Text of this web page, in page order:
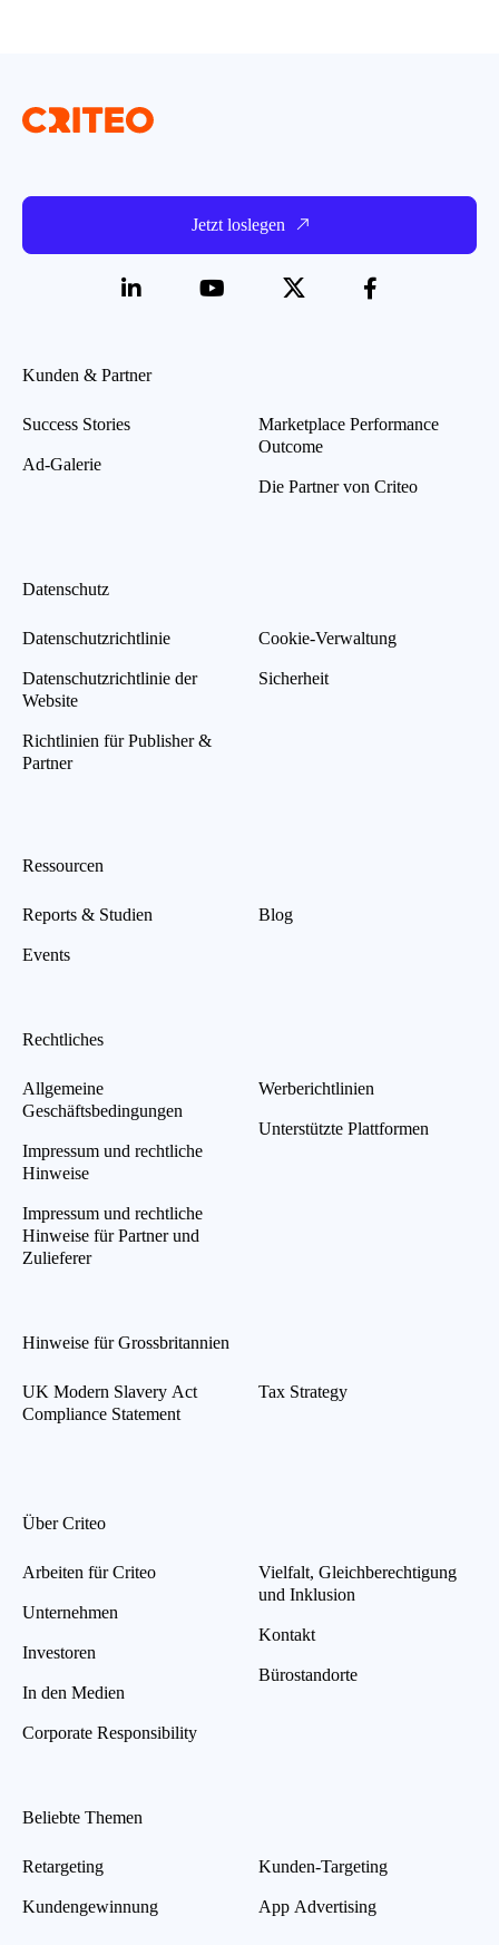
Jetzt loslegen
Kunden & Partner
Success Stories
Ad-Galerie
Marketplace Performance
Outcome
Die Partner von Criteo
Datenschutz
Datenschutzrichtlinie
Datenschutzrichtlinie der
Website
Richtlinien für Publisher &
Partner
Cookie-Verwaltung
Sicherheit
Ressourcen
Reports & Studien
Events
Blog
Rechtliches
Allgemeine
Geschäftsbedingungen
Impressum und rechtliche
Hinweise
Impressum und rechtliche
Hinweise für Partner und
Zulieferer
Werberichtlinien
Unterstützte Plattformen
Hinweise für Grossbritannien
UK Modern Slavery Act
Compliance Statement
Tax Strategy
Über Criteo
Arbeiten für Criteo
Unternehmen
Investoren
In den Medien
Corporate Responsibility
Vielfalt, Gleichberechtigung
und Inklusion
Kontakt
Bürostandorte
Beliebte Themen
Retargeting
Kundengewinnung
Kunden-Targeting
App Advertising